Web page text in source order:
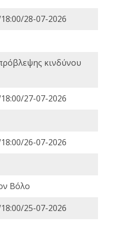
28-07-2026
κινδύνου
27-07-2026
26-07-2026
Βόλο
25-07-2026